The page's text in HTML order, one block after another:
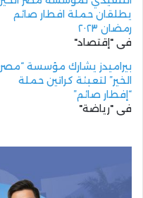
يطلقان حملة افطار صائم
رمضان ٢٠٢٣
في "إقتصاد"
بيراميدز يشارك مؤسسة “مصر
الخير” لتعبئة كراتين حملة
“إفطار صائم”
في "رياضة"